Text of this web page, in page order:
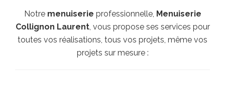
Notre menuiserie professionnelle, Menuiserie
Collignon Laurent, vous propose ses services pour
toutes vos réalisations, tous vos projets, même vos
projets sur mesure :